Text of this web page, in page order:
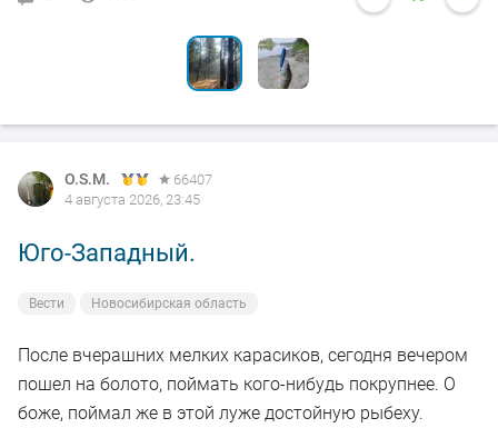
O.S.M.
66407
4 августа 2026, 23:45
Юго-Западный.
Вести Новосибирская область
После вчерашних мелких карасиков, сегодня вечером
пошел на болото, поймать кого-нибудь покрупнее. О
боже, поймал же в этой луже достойную рыбеху.